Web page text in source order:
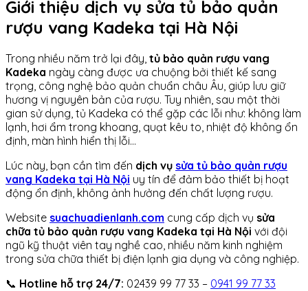
Giới thiệu dịch vụ sửa tủ bảo quản
rượu vang Kadeka tại Hà Nội
Trong nhiều năm trở lại đây, tủ bảo quản rượu vang
Kadeka ngày càng được ưa chuộng bởi thiết kế sang
trọng, công nghệ bảo quản chuẩn châu Âu, giúp lưu giữ
hương vị nguyên bản của rượu. Tuy nhiên, sau một thời
gian sử dụng, tủ Kadeka có thể gặp các lỗi như: không làm
lạnh, hơi ẩm trong khoang, quạt kêu to, nhiệt độ không ổn
định, màn hình hiển thị lỗi…
Lúc này, bạn cần tìm đến dịch vụ sửa tủ bảo quản rượu
vang Kadeka tại Hà Nội uy tín để đảm bảo thiết bị hoạt
động ổn định, không ảnh hưởng đến chất lượng rượu.
Website suachuadienlanh.com cung cấp dịch vụ sửa
chữa tủ bảo quản rượu vang Kadeka tại Hà Nội với đội
ngũ kỹ thuật viên tay nghề cao, nhiều năm kinh nghiệm
trong sửa chữa thiết bị điện lạnh gia dụng và công nghiệp.
📞 Hotline hỗ trợ 24/7: 02439 99 77 33 – 0941 99 77 33